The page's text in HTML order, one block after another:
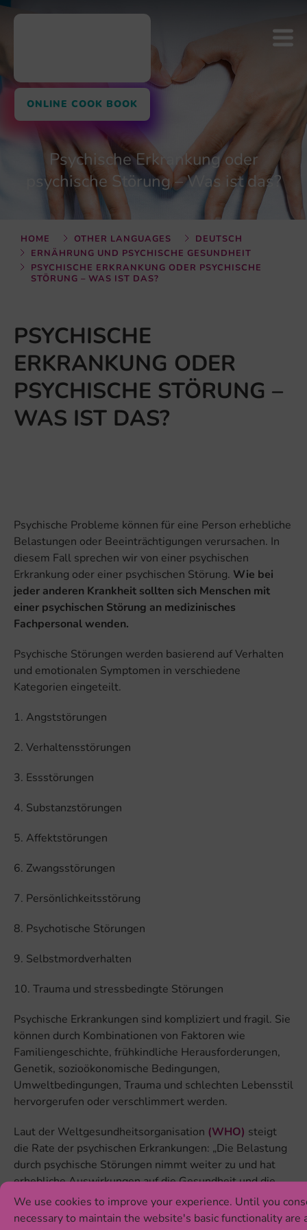
We use cookies to improve your experience. Until you
necessary to maintain the website's basic functionality are
ONLINE COOK BOOK
Psychische Erkrankung oder
psychische Störung – Was ist das?
HOME OTHER LANGUAGES
DEUTSCH
ERNÄHRUNG UND PSYCHISCHE GESUNDHEIT
PSYCHISCHE ERKRANKUNG ODER PSYCHISCHE
STÖRUNG – WAS IST DAS?
PSYCHISCHE
ERKRANKUNG ODER
PSYCHISCHE STÖRUNG –
WAS IST DAS?
Psychische Probleme können für eine Person erhebliche
Belastungen oder Beeinträchtigungen verursachen. In
diesem Fall sprechen wir von einer psychischen
Erkrankung oder einer psychischen Störung. Wie bei
jeder anderen Krankheit sollten sich Menschen mit
einer psychischen Störung an medizinisches
Fachpersonal wenden.
Psychische Störungen werden basierend auf Verhalten
und emotionalen Symptomen in verschiedene
Kategorien eingeteilt.
1. Angststörungen
2. Verhaltensstörungen
3. Essstörungen
4. Substanzstörungen
5. Affektstörungen
6. Zwangsstörungen
7. Persönlichkeitsstörung
8. Psychotische Störungen
9. Selbstmordverhalten
10. Trauma und stressbedingte Störungen
Psychische Erkrankungen sind kompliziert und fragil. Sie
können durch Kombinationen von Faktoren wie
Familiengeschichte, frühkindliche Herausforderungen,
Genetik, sozioökonomische Bedingungen,
Umweltbedingungen, Trauma und schlechten Lebensstil
hervorgerufen oder verschlimmert werden.
Laut der Weltgesundheitsorganisation (WHO) steigt
die Rate der psychischen Erkrankungen: „Die Belastung
durch psychische Störungen nimmt weiter zu und hat
erhebliche Auswirkungen auf die Gesundheit und die
bedeutendsten sozialen, menschenrechtlichen und
wirtschaftlichen Folgen in allen Ländern der Welt.“ Es